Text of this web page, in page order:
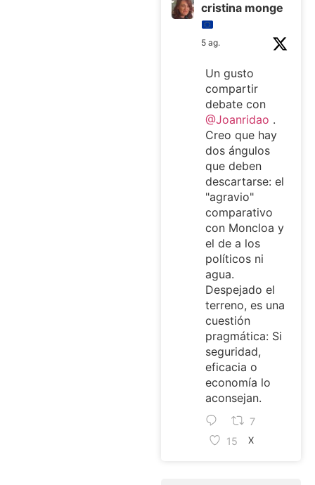
cristina monge
5 ag.
Un gusto
compartir
debate con
@Joanridao .
Creo que hay
dos ángulos
que deben
descartarse: el
"agravio"
comparativo
con Moncloa y
el de a los
políticos ni
agua.
Despejado el
terreno, es una
cuestión
pragmática: Si
seguridad,
eficacia o
economía lo
aconsejan.
7
15
X